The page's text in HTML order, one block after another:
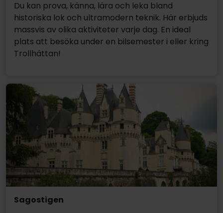
Du kan prova, känna, lära och leka bland
historiska lok och ultramodern teknik. Här erbjuds
massvis av olika aktiviteter varje dag. En ideal
plats att besöka under en bilsemester i eller kring
Trollhättan!
Sagostigen